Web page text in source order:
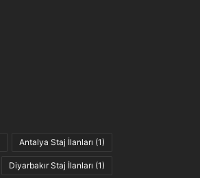
Antalya Staj İlanları (1)
Diyarbakır Staj İlanları (1)